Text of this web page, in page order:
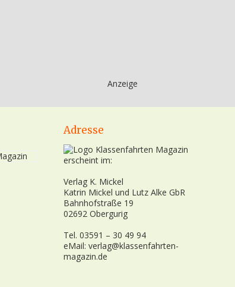
Anzeige
Adresse
erscheint im:
Verlag K. Mickel
Katrin Mickel und Lutz Alke GbR
Bahnhofstraße 19
02692 Obergurig
Tel. 03591 – 30 49 94
eMail: verlag@klassenfahrten-
magazin.de